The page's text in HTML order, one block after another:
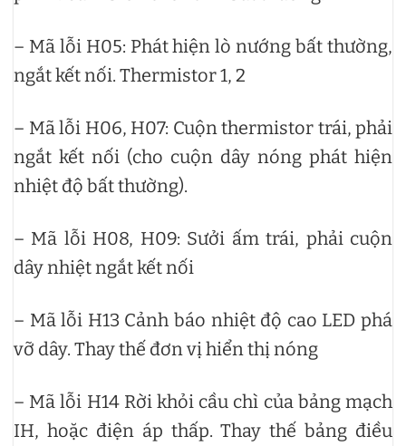
– Mã lỗi H05: Phát hiện lò nướng bất thường,
ngắt kết nối. Thermistor 1, 2
– Mã lỗi H06, H07: Cuộn thermistor trái, phải
ngắt kết nối (cho cuộn dây nóng phát hiện
nhiệt độ bất thường).
– Mã lỗi H08, H09: Sưởi ấm trái, phải cuộn
dây nhiệt ngắt kết nối
– Mã lỗi H13 Cảnh báo nhiệt độ cao LED phá
vỡ dây. Thay thế đơn vị hiển thị nóng
– Mã lỗi H14 Rời khỏi cầu chì của bảng mạch
IH, hoặc điện áp thấp. Thay thế bảng điều